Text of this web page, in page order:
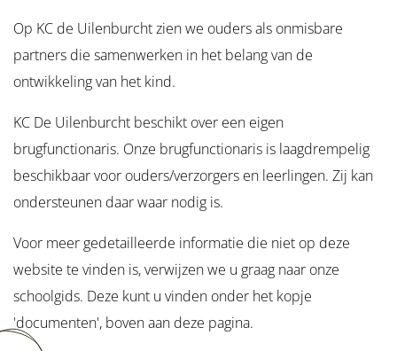
Op KC de Uilenburcht zien we ouders als onmisbare
partners die samenwerken in het belang van de
ontwikkeling van het kind.
KC De Uilenburcht beschikt over een eigen
brugfunctionaris. Onze brugfunctionaris is laagdrempelig
beschikbaar voor ouders/verzorgers en leerlingen. Zij kan
ondersteunen daar waar nodig is.
Voor meer gedetailleerde informatie die niet op deze
website te vinden is, verwijzen we u graag naar onze
schoolgids. Deze kunt u vinden onder het kopje
'documenten', boven aan deze pagina.